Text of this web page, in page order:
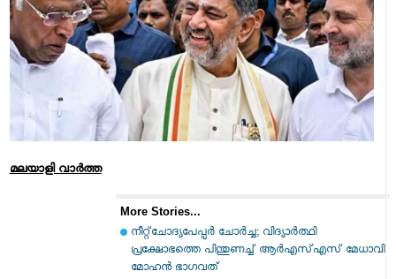
മലയാളി വാര്‍ത്ത
More Stories...
നീറ്റ്‌ചോദ്യപേപ്പര്‍ ചോര്‍ച്ച; വിദ്യാര്‍ത്ഥി
പ്രക്ഷോഭത്തെ പിന്തുണച്ച് ആര്‍എസ്എസ് മേധാവി
മോഹന്‍ ഭാഗവത്